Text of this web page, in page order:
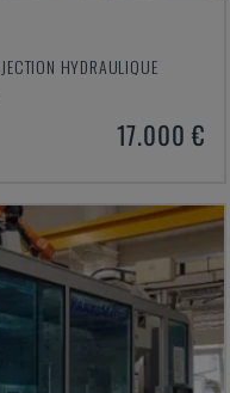
HYDRAULIQUE
17.000 €